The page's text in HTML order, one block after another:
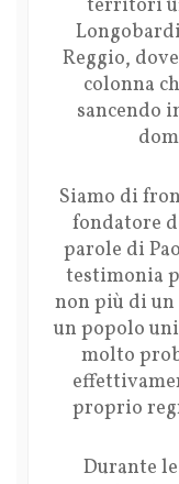
territori
Reggio,
colonna
sancendo
Siamo di
fondatore
parole di
testimonia
non più di
un popolo
molto
proprio
Durante